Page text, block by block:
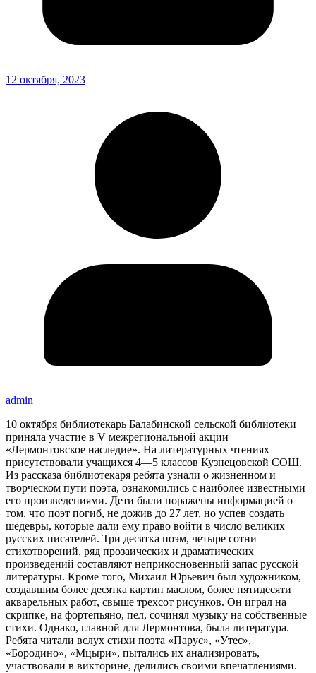
12 октября, 2023
admin
10 октября библиотекарь Балабинской сельской библиотеки
приняла участие в V межрегиональной акции
«Лермонтовское наследие». На литературных чтениях
присутствовали учащихся 4—5 классов Кузнецовской СОШ.
Из рассказа библиотекаря ребята узнали о жизненном и
творческом пути поэта, ознакомились с наиболее известными
его произведениями. Дети были поражены информацией о
том, что поэт погиб, не дожив до 27 лет, но успев создать
шедевры, которые дали ему право войти в число великих
русских писателей. Три десятка поэм, четыре сотни
стихотворений, ряд прозаических и драматических
произведений составляют неприкосновенный запас русской
литературы. Кроме того, Михаил Юрьевич был художником,
создавшим более десятка картин маслом, более пятидесяти
акварельных работ, свыше трехсот рисунков. Он играл на
скрипке, на фортепьяно, пел, сочинял музыку на собственные
стихи. Однако, главной для Лермонтова, была литература.
Ребята читали вслух стихи поэта «Парус», «Утес»,
«Бородино», «Мцыри», пытались их анализировать,
участвовали в викторине, делились своими впечатлениями.